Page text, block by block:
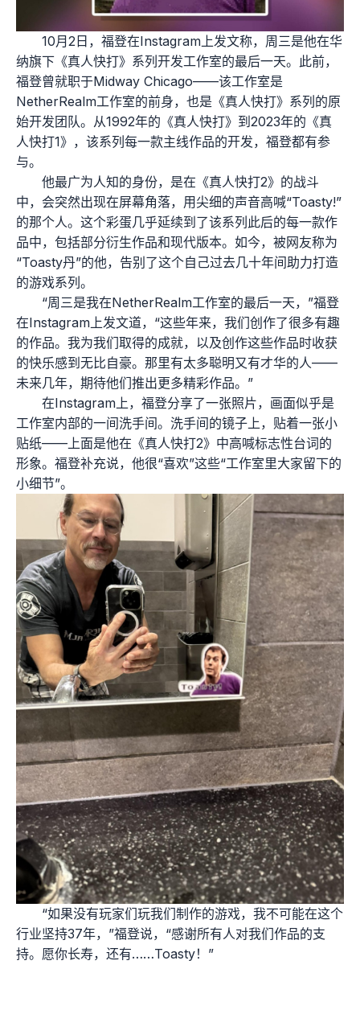
10月2日，福登在Instagram上发文称，周三是他在华
纳旗下《真人快打》系列开发工作室的最后一天。此前，
福登曾就职于Midway Chicago——该工作室是
NetherRealm工作室的前身，也是《真人快打》系列的原
始开发团队。从1992年的《真人快打》到2023年的《真
人快打1》，该系列每一款主线作品的开发，福登都有参
与。
他最广为人知的身份，是在《真人快打2》的战斗
中，会突然出现在屏幕角落，用尖细的声音高喊“Toasty!”
的那个人。这个彩蛋几乎延续到了该系列此后的每一款作
品中，包括部分衍生作品和现代版本。如今，被网友称为
“Toasty丹”的他，告别了这个自己过去几十年间助力打造
的游戏系列。
“周三是我在NetherRealm工作室的最后一天，”福登
在Instagram上发文道，“这些年来，我们创作了很多有趣
的作品。我为我们取得的成就，以及创作这些作品时收获
的快乐感到无比自豪。那里有太多聪明又有才华的人——
未来几年，期待他们推出更多精彩作品。”
在Instagram上，福登分享了一张照片，画面似乎是
工作室内部的一间洗手间。洗手间的镜子上，贴着一张小
贴纸——上面是他在《真人快打2》中高喊标志性台词的
形象。福登补充说，他很“喜欢”这些“工作室里大家留下的
小细节”。
“如果没有玩家们玩我们制作的游戏，我不可能在这个
行业坚持37年，”福登说，“感谢所有人对我们作品的支
持。愿你长寿，还有……Toasty！”